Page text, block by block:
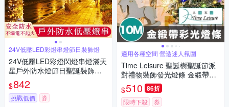
24V低壓LED彩燈串燈節日裝飾燈
24V低壓LED彩燈閃燈串燈滿天
星戶外防水燈節日聖誕裝飾燈
插電款30米300燈
$842
挑戰低價 券
適用各種空間 營造迷人氛圍
Time Leisure 聖誕樹聖誕節派
對禮物裝飾發光燈條 金緞帶彩
光/10M
$510 86折
限時下殺 券